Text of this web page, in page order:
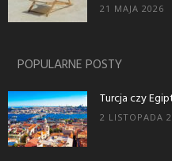
21 MAJA 2026
POPULARNE POSTY
Turcja czy
2 LISTOPADA